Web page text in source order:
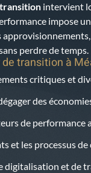
intervient
impose
perdre de temps.
transition à
critiques et
des
de performance
et les processus
digitalisation et de